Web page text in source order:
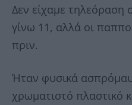
Δεν είχαμε τηλεόραση
γίνω 11, αλλά οι
πριν.
Ήταν φυσικά
χρωματιστό πλαστικό